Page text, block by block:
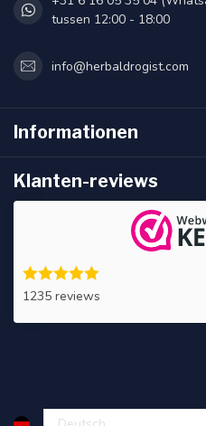
tussen 12:00 - 18:00
info@herbaldrogist.com
Informationen
Klanten-reviews
1235 reviews